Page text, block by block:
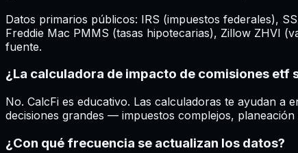
Datos primarios públicos: IRS (impuestos federales),
Freddie Mac PMMS (tasas hipotecarias), Zillow ZHVI
fuente.
¿La calculadora de impacto de comisiones
No. CalcFi es educativo. Las calculadoras te ayudan
decisiones grandes — impuestos complejos,
¿Con qué frecuencia se actualizan los datos?